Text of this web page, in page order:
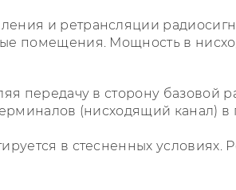
и ретрансляции
помещения. Мощность в
передачу в сторону базовой
(нисходящий канал) в
в стесненных условиях.